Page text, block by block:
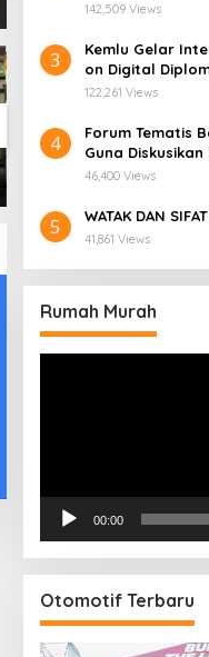
Tradisi Bakar Batu di
Papua Menjadi Simbol
142,509 Views
3
​Kemlu Gelar
on Digital
122,261 Views
4
Forum Tematis
Guna
Juga Tuk
46,400 Views
5 WATAK DAN
41,861 Views
Rumah Murah
00:00
Otomotif Terbaru